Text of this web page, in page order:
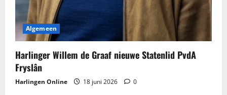
Algemeen
Harlinger Willem de Graaf nieuwe Statenlid PvdA
Fryslân
Harlingen Online 18 juni 2026 0